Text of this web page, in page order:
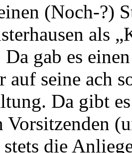
(Noch-?)
als
gab es
auf seine ach
Da gibt
Vorsitzenden
stets die